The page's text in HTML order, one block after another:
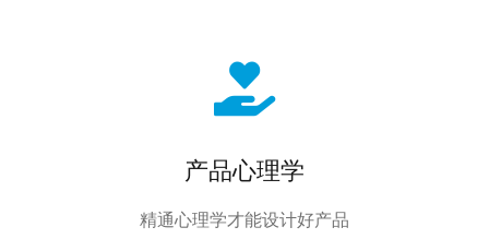
产品心理学
精通心理学才能设计好产品